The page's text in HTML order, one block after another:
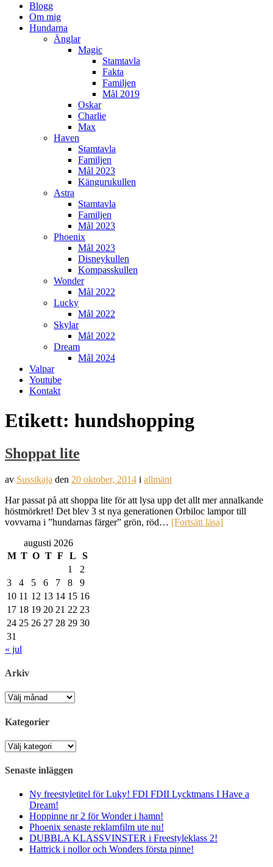
innehåll
Freestylehundar.se
Blogg
Om mig
Hundarna
Änglar
Magic
Stamtavla
Fakta
Familjen
Mål 2019
Oskar
Charlie
Max
Haven
Stamtavla
Familjen
Mål 2023
Kängurukullen
Astra
Stamtavla
Familjen
Mål 2023
Phoenix
Mål 2023
Disneykullen
Kompasskullen
Wonder
Mål 2022
Lucky
Mål 2022
Skylar
Mål 2022
Dream
Mål 2024
Valpar
Youtube
Kontakt
Etikett: hundshopping
Shoppat lite
av Sussikaja den 20 oktober, 2014 i allmänt
Har passat på att shoppa lite för att lysa upp det allt mer annalkande
höstmörkret! Det blev 3 st nya generationen Orbiloc lampor till
vovvarna i ”hundarnas färger” grön, röd… [Fortsätt läsa]
augusti 2026
M T O T F L
S
1
2
3
4 5 6 7 8
9
10 11 12 13 14 15 16
17 18 19 20 21 22 23
24 25 26 27 28 29 30
31
« jul
Arkiv
Arkiv
Kategorier
Kategorier
Senaste inläggen
Ny freestyletitel för Luky! FDI FDII Lycktmans I Have a
Dream!
Hoppinne nr 2 för Wonder i hamn!
Phoenix senaste reklamfilm ute nu!
DUBBLA KLASSVINSTER i Freestyleklass 2!
Hattrick i nollor och Wonders första pinne!